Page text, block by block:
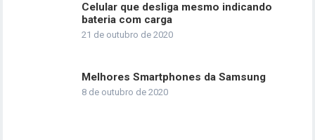
Celular que desliga mesmo indicando
bateria com carga
21 de outubro de 2020
Melhores Smartphones da Samsung
8 de outubro de 2020